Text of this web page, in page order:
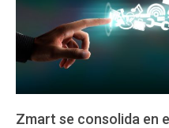
Zmart se consolida en